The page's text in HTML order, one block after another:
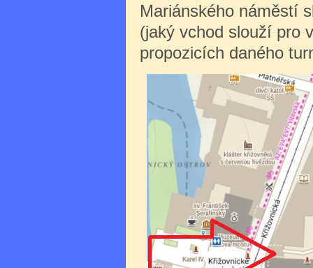
Mariánského náměstí
(jaký vchod slouží pro
propozicích daného